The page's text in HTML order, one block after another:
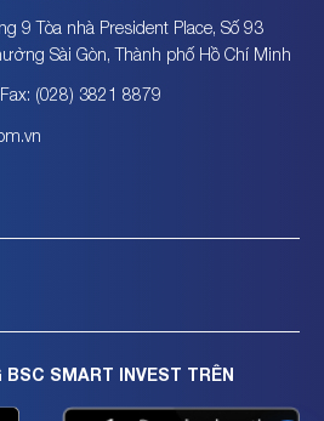
9 Tòa nhà President Place, Số 93
Sài Gòn, Thành phố Hồ Chí Minh
(028) 3821 8879
BSC SMART INVEST TRÊN